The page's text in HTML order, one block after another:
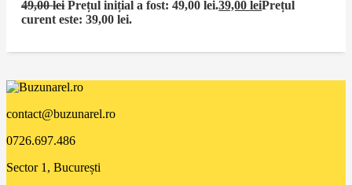
49,00lei Prețul inițial a fost: 49,00 lei.39,00leiPrețul
curent este: 39,00 lei.
contact@buzunarel.ro
0726.697.486
Sector 1, București